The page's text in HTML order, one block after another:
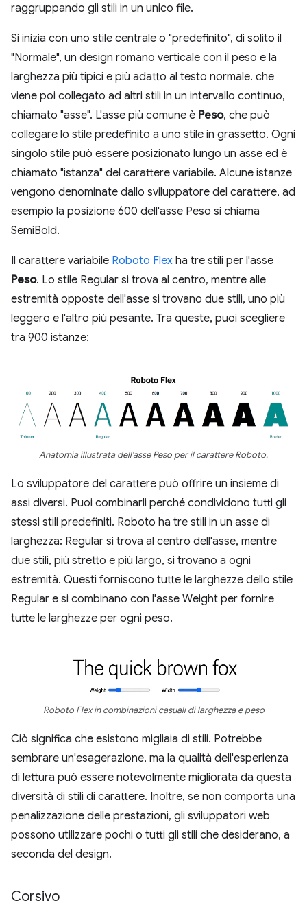
raggruppando gli stili in un unico file.
Si inizia con uno stile centrale o "predefinito", di solito il
"Normale", un design romano verticale con il peso e la
larghezza più tipici e più adatto al testo normale. che
viene poi collegato ad altri stili in un intervallo continuo,
chiamato "asse". L'asse più comune è Peso, che può
collegare lo stile predefinito a uno stile in grassetto. Ogni
singolo stile può essere posizionato lungo un asse ed è
chiamato "istanza" del carattere variabile. Alcune istanze
vengono denominate dallo sviluppatore del carattere, ad
esempio la posizione 600 dell'asse Peso si chiama
SemiBold.
Il carattere variabile Roboto Flex ha tre stili per l'asse
Peso. Lo stile Regular si trova al centro, mentre alle
estremità opposte dell'asse si trovano due stili, uno più
leggero e l'altro più pesante. Tra queste, puoi scegliere
tra 900 istanze:
Anatomia illustrata dell'asse Peso per il carattere Roboto.
Lo sviluppatore del carattere può offrire un insieme di
assi diversi. Puoi combinarli perché condividono tutti gli
stessi stili predefiniti. Roboto ha tre stili in un asse di
larghezza: Regular si trova al centro dell'asse, mentre
due stili, più stretto e più largo, si trovano a ogni
estremità. Questi forniscono tutte le larghezze dello stile
Regular e si combinano con l'asse Weight per fornire
tutte le larghezze per ogni peso.
Roboto Flex in combinazioni casuali di larghezza e peso
Ciò significa che esistono migliaia di stili. Potrebbe
sembrare un'esagerazione, ma la qualità dell'esperienza
di lettura può essere notevolmente migliorata da questa
diversità di stili di carattere. Inoltre, se non comporta una
penalizzazione delle prestazioni, gli sviluppatori web
possono utilizzare pochi o tutti gli stili che desiderano, a
seconda del design.
Corsivo